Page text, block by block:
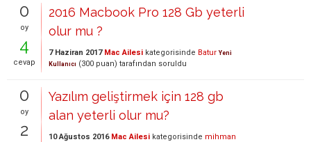
0
oy
4
cevap
2016 Macbook Pro 128 Gb yeterli
olur mu ?
7 Haziran 2017 Mac Ailesi kategorisinde Batur Yeni
Kullanıcı (300 puan) tarafından soruldu
0
oy
2
Yazılım geliştirmek için 128 gb
alan yeterli olur mu?
10 Ağustos 2016 Mac Ailesi kategorisinde mihman